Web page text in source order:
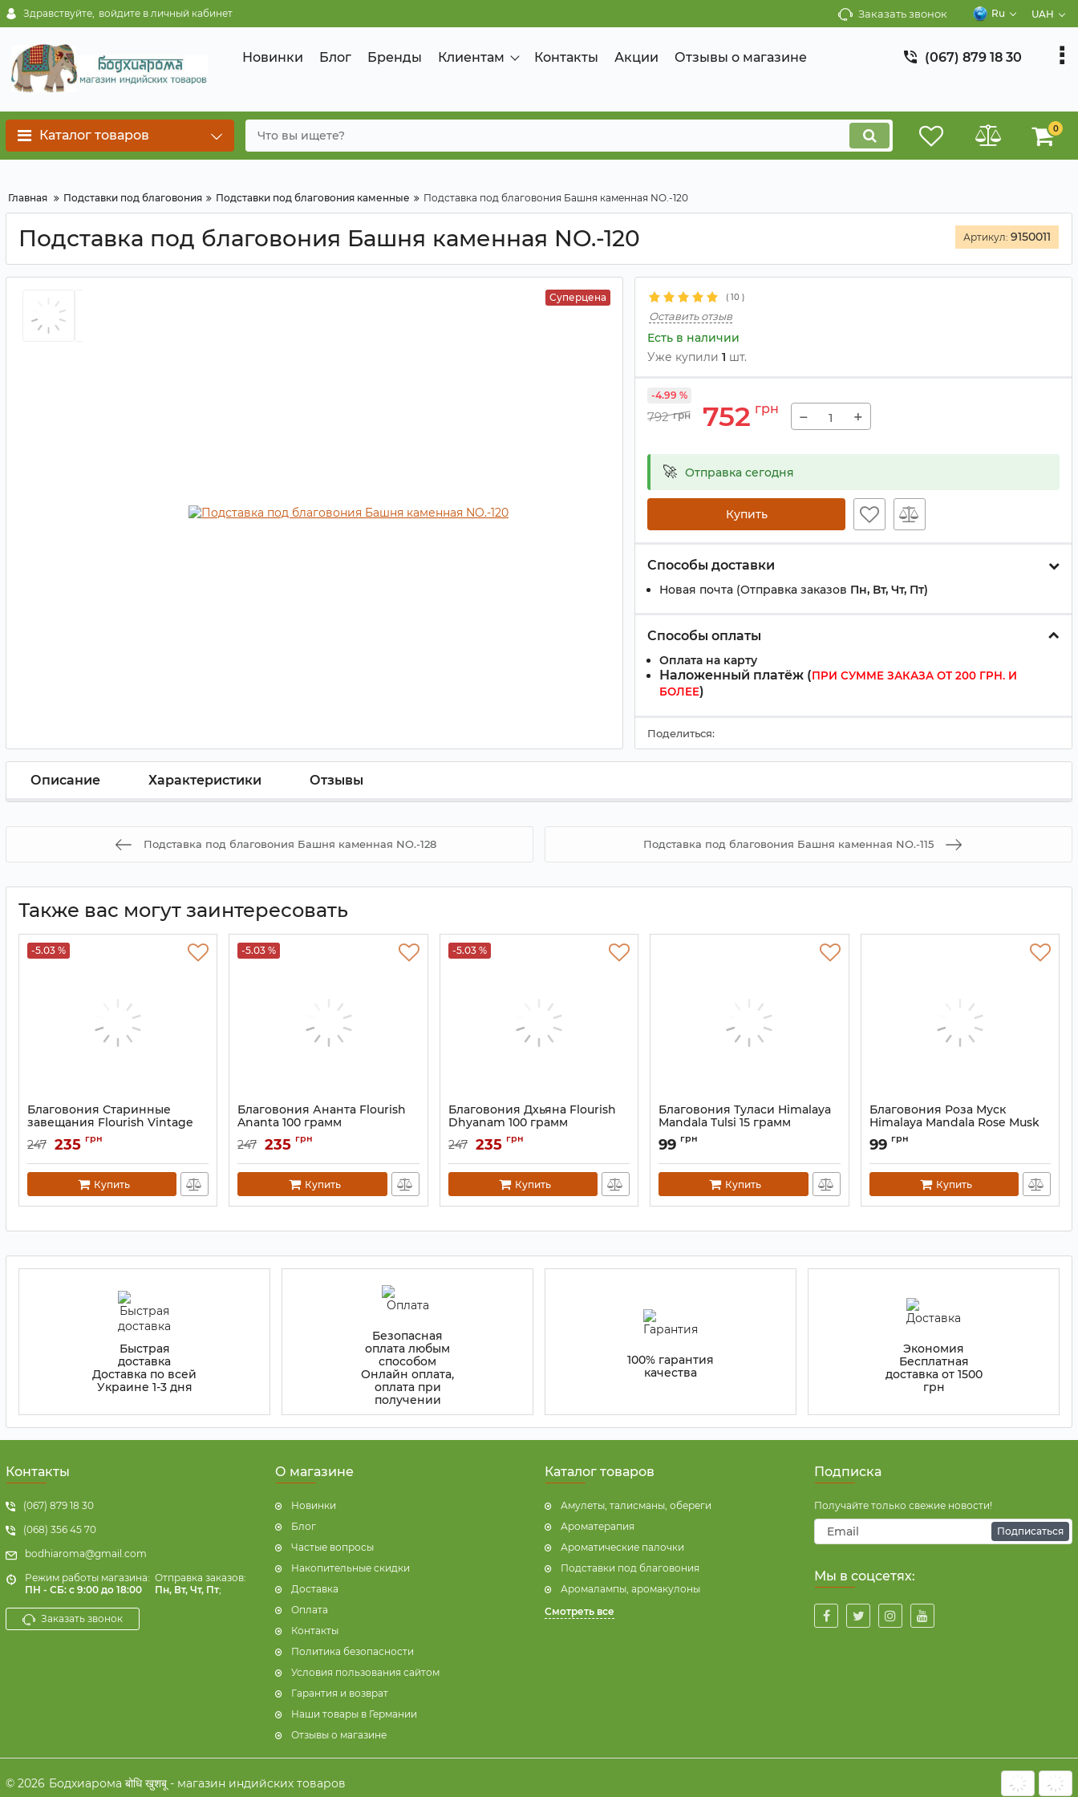
Здравствуйте, войдите в личный кабинет Заказать звонок Ru UAH
Новинки Блог Бренды Клиентам Контакты Акции Отзывы о магазине (067) 879 18 30
Каталог товаров 0
Главная Подставки под благовония Подставки под благовония каменные Подставка под благовония Башня каменная NO.-120
Подставка под благовония Башня каменная NO.-120 Артикул: 9150011
Суперцена ( 10 )
Оставить отзыв
Есть в наличии
Уже купили 1 шт.
792 грн 752 грн
-4.99 %
− +
🚀 Отправка сегодня
Купить
Способы доставки
Новая почта (Отправка заказов Пн, Вт, Чт, Пт)
Способы оплаты
Оплата на карту
Наложенный платёж (ПРИ СУММЕ ЗАКАЗА ОТ 200 ГРН. И
БОЛЕЕ)
Поделиться:
Описание Характеристики Отзывы
Подставка под благовония Башня каменная NO.-128 Подставка под благовония Башня каменная NO.-115
Также вас могут заинтересовать
-5.03 %
Благовония Старинные
завещания Flourish Vintage
Wills 100 грамм
Артикул: 9130862
247 235 грн
Купить
-5.03 %
Благовония Ананта Flourish
Ananta 100 грамм
Артикул: 9130858
247 235 грн
Купить
-5.03 %
Благовония Дхьяна Flourish
Dhyanam 100 грамм
Артикул: 9130857
247 235 грн
Купить
Благовония Туласи Himalaya
Mandala Tulsi 15 грамм
Артикул:
99 грн
Купить
Благовония Роза Муск
Himalaya Mandala Rose Musk
15 грамм
Артикул:
99 грн
Купить
Быстрая
доставка
Доставка по всей
Украине 1-3 дня
Безопасная
оплата любым
способом
Онлайн оплата,
оплата при
получении
100% гарантия
качества
Экономия
Бесплатная
доставка от 1500
грн
Контакты
(067) 879 18 30
(068) 356 45 70
bodhiaroma@gmail.com
Режим работы магазина:
ПН - СБ: с 9:00 до 18:00
Отправка заказов:
Пн, Вт, Чт, Пт;
Заказать звонок
О магазине
Новинки
Блог
Частые вопросы
Накопительные скидки
Доставка
Оплата
Контакты
Политика безопасности
Условия пользования сайтом
Гарантия и возврат
Наши товары в Германии
Отзывы о магазине
Каталог товаров
Амулеты, талисманы, обереги
Ароматерапия
Ароматические палочки
Подставки под благовония
Аромалампы, аромакулоны
Смотреть все
Подписка
Получайте только свежие новости!
Подписаться
Мы в соцсетях:
© 2026 Бодхиарома बोधि खुशबू - магазин индийских товаров